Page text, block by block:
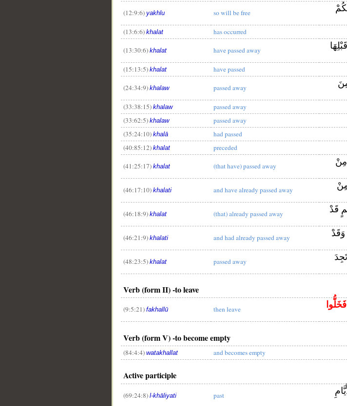
(12:9:6) yakhlu so will be free
(13:6:6) khalat has occurred
(13:30:6) khalat have passed away
(15:13:5) khalat have passed
(24:34:9) khalaw passed away
(33:38:15) khalaw passed away
(33:62:5) khalaw passed away
(35:24:10) khalā had passed
(40:85:12) khalat preceded
(41:25:17) khalat (that have) passed away
مِنْ
(46:17:10) khalati and have already passed away
(46:18:9) khalat (that) already passed away
قَدْ
(46:21:9) khalati and had already passed away
وَقَدْ
(48:23:5) khalat passed away
Verb (form II) -to leave
(9:5:21) fakhallū then leave
فَخَلُّوا
Verb (form V) -to become empty
(84:4:4) watakhallat and becomes empty
Active participle
(69:24:8) l-khāliyati past